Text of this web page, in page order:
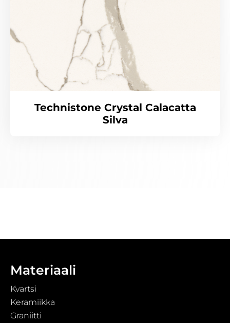
Technistone Crystal Calacatta
Silva
Materiaali
Kvartsi
Keramiikka
Graniitti